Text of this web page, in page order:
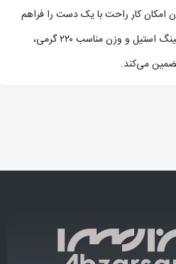
امکان کار راحت با یک دست را فراهم
می‌سازد. همچنین، وجود اهرم لیفتینگ استیل و وزن مناسب ۲۲۰ گرمی،
می‌کند.